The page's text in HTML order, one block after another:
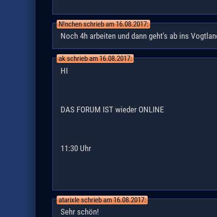
N!nchen schrieb am 16.08.2017:
Noch 4h arbeiten und dann geht's ab ins
ak schrieb am 16.08.2017:
HI
DAS FORUM IST wieder ONLINE
11:30 Uhr
atarixle schrieb am 16.08.2017:
Sehr schön!